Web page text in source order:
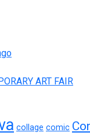
ART FAIR
collage comic